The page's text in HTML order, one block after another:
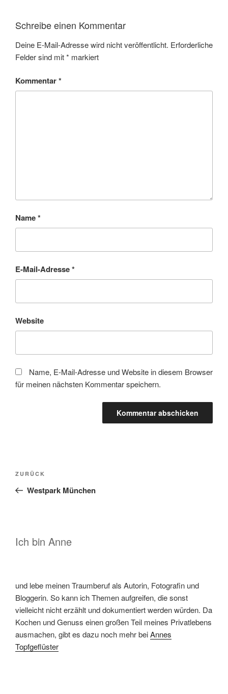
Schreibe einen Kommentar
Deine E-Mail-Adresse wird nicht veröffentlicht. Erforderliche
Felder sind mit* markiert
Kommentar*
Name*
E-Mail-Adresse*
Website
Name, E-Mail-Adresse und Website in diesem Browser
für meinen nächsten Kommentar speichern.
Beitragsnavigation
Vorheriger
Beitrag
ZURÜCK
Westpark München
Ich bin Anne
und lebe meinen Traumberuf als Autorin, Fotografin und
Bloggerin. So kann ich Themen aufgreifen, die sonst
vielleicht nicht erzählt und dokumentiert werden würden. Da
Kochen und Genuss einen großen Teil meines Privatlebens
ausmachen, gibt es dazu noch mehr beiAnnes
Topfgeflüster